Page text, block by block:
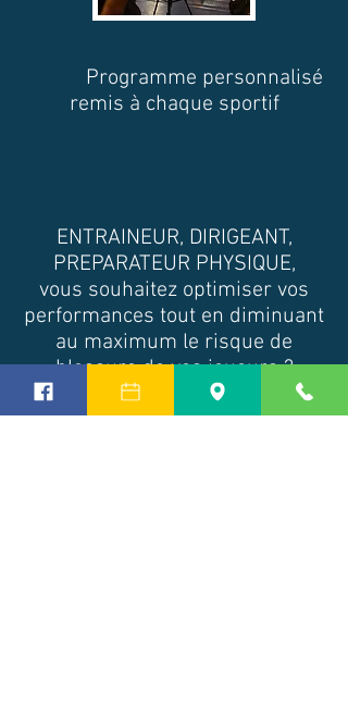
Programme personnalisé
remis à chaque sportif
ENTRAINEUR, DIRIGEANT,
PREPARATEUR PHYSIQUE,
vous souhaitez optimiser vos
performances tout en diminuant
au maximum le risque de
blessure de vos joueurs ?
CONTACTEZ-NOUS